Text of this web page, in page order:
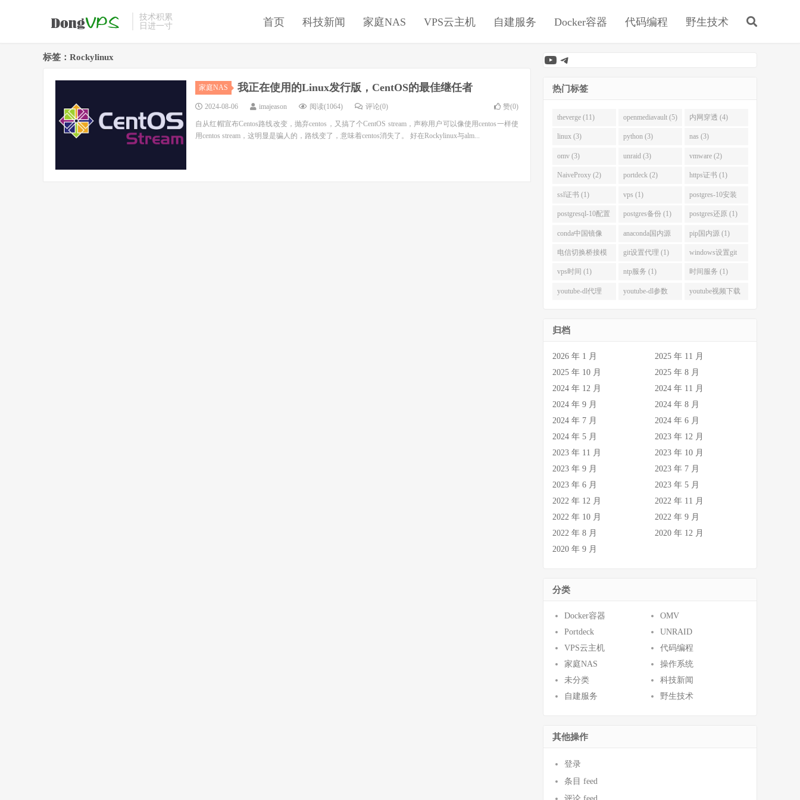
技术积累
日进一寸
首页 科技新闻 家庭NAS VPS云主机 自建服务 Docker容器 代码编程 野生技术
标签：Rockylinux
家庭NAS 我正在使用的Linux发行版，CentOS的最佳继任者
2024-08-06 imajeason 阅读(1064) 评论(0) 赞(0)
自从红帽宣布Centos路线改变，抛弃centos，又搞了个CentOS stream，声称用户可以像使用centos一样使
用centos stream，这明显是骗人的，路线变了，意味着centos消失了。 好在Rockylinux与alm...
YouTube
Telegram
热门标签
theverge (11) openmediavault (5) 内网穿透 (4)
linux (3) python (3) nas (3)
omv (3) unraid (3) vmware (2)
NaiveProxy (2) portdeck (2) https证书 (1)
ssl证书 (1) vps (1) postgres-10安装
(1)
postgresql-10配置
(1)
postgres备份 (1) postgres还原 (1)
conda中国镜像
(1)
anaconda国内源
(1)
pip国内源 (1)
电信切换桥接模
式 (1)
git设置代理 (1) windows设置git
代理 (1)
vps时间 (1) ntp服务 (1) 时间服务 (1)
youtube-dl代理 youtube-dl参数 youtube视频下载
归档
2026 年 1 月
2025 年 11 月
2025 年 10 月
2025 年 8 月
2024 年 12 月
2024 年 11 月
2024 年 9 月
2024 年 8 月
2024 年 7 月
2024 年 6 月
2024 年 5 月
2023 年 12 月
2023 年 11 月
2023 年 10 月
2023 年 9 月
2023 年 7 月
2023 年 6 月
2023 年 5 月
2022 年 12 月
2022 年 11 月
2022 年 10 月
2022 年 9 月
2022 年 8 月
2020 年 12 月
2020 年 9 月
分类
Docker容器
OMV
Portdeck
UNRAID
VPS云主机
代码编程
家庭NAS
操作系统
未分类
科技新闻
自建服务
野生技术
其他操作
登录
条目 feed